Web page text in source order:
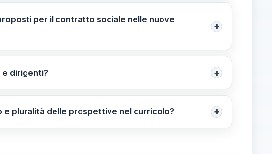
per il contratto sociale nelle nuove
+
per il contratto sociale: Hobbes; Locke; Rousseau.
dirigenti? +
selezionare unità didattiche pilota che
l’esempio in consiglio di classe e chiedere feedback ai
e pluralità delle prospettive nel curricolo? +
prospettive nel curricolo. Contesto politico: una